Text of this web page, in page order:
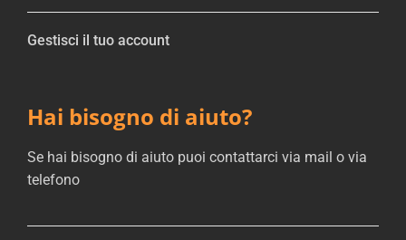
Gestisci il tuo account
Hai bisogno di aiuto?
Se hai bisogno di aiuto puoi contattarci via mail o via
telefono